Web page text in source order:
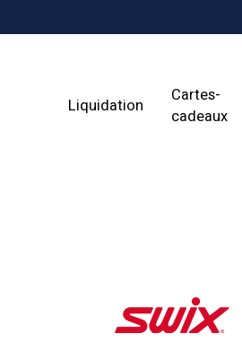
Liquidation
Cartes-
cadeaux